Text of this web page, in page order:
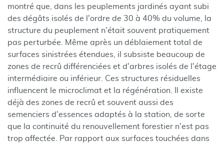
montré que, dans les peuplements jardinés ayant subi
des dégâts isolés de l'ordre de 30 à 40% du volume, la
structure du peuplement n'était souvent pratiquement
pas perturbée. Même après un déblaiement total de
surfaces sinistrées étendues, il subsiste beaucoup de
zones de recrû différenciées et d'arbres isolés de l'étage
intermédiaire ou inférieur. Ces structures résiduelles
influencent le microclimat et la régénération. Il existe
déjà des zones de recrû et souvent aussi des
semenciers d'essences adaptés à la station, de sorte
que la continuité du renouvellement forestier n'est pas
trop affectée. Par rapport aux surfaces touchées dans